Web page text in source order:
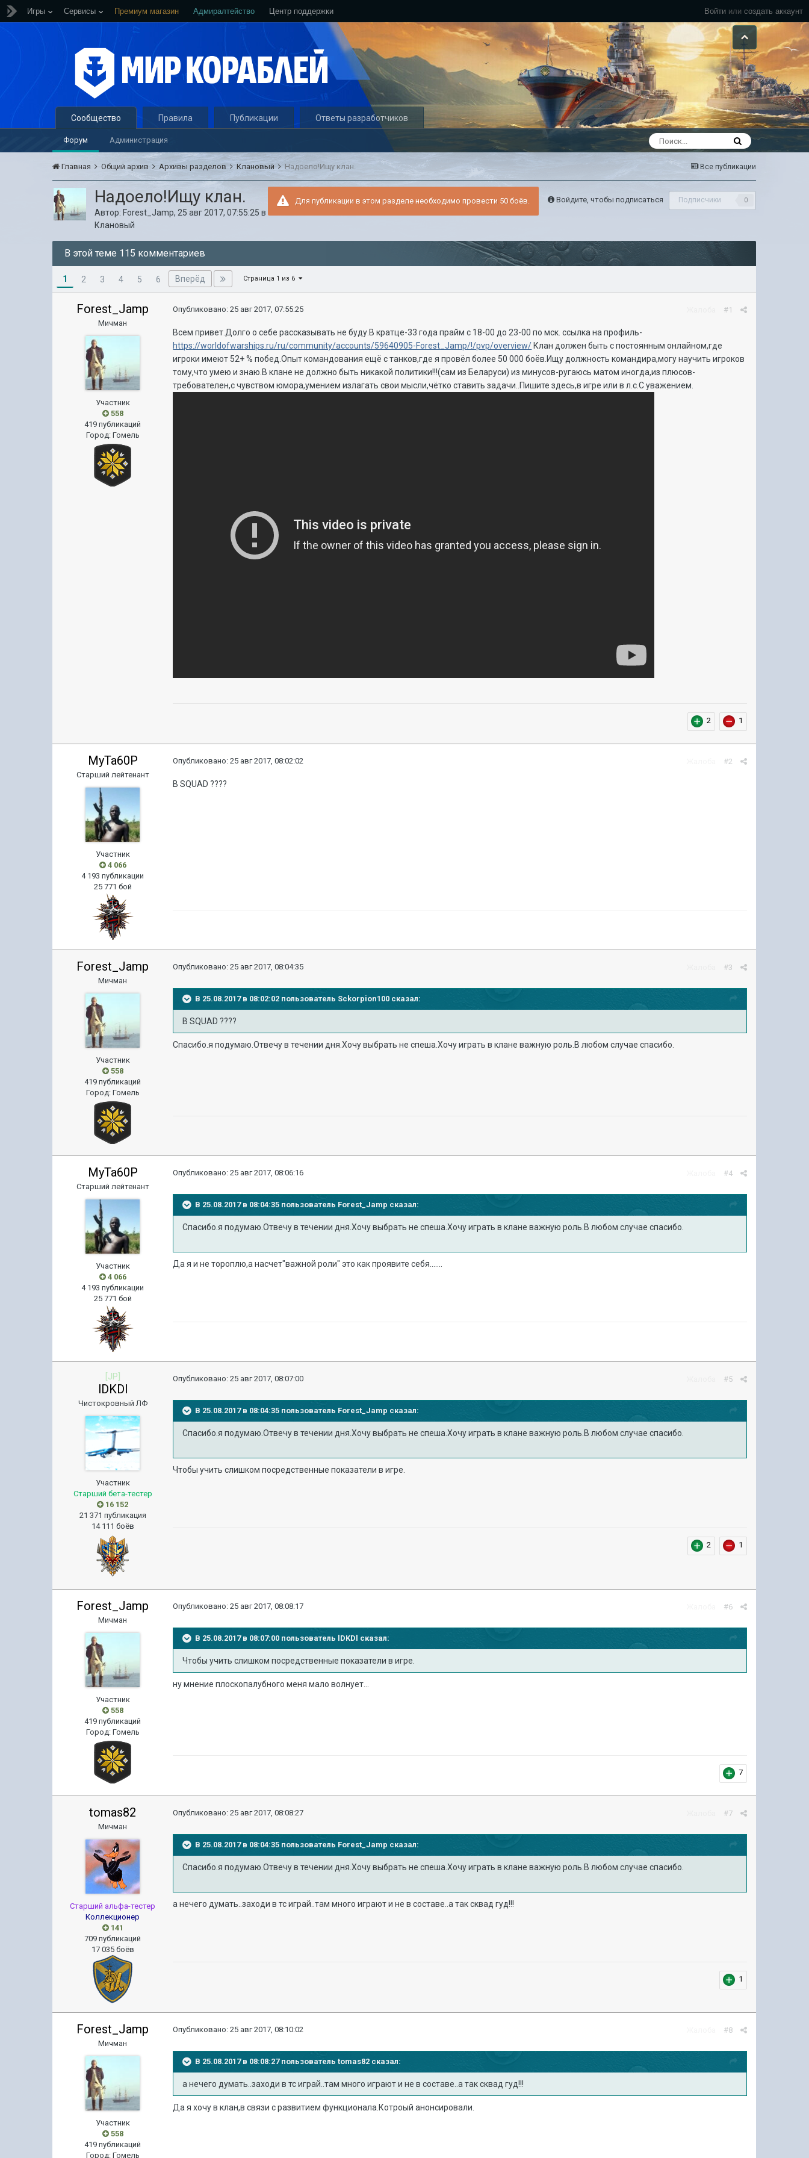
Войти или создать аккаунт
Игры Сервисы Премиум магазин Адмиралтейство Центр поддержки
Сообщество
Форум Администрация
Правила Публикации Ответы разработчиков
Все публикации
Главная Общий архив Архивы разделов Клановый Надоело!Ищу клан.
Войдите, чтобы подписаться Подписчики 0
Для публикации в этом разделе необходимо провести 50 боёв.
Надоело!Ищу клан.
Автор: Forest_Jamp, 25 авг 2017, 07:55:25 в
Клановый
В этой теме 115 комментариев
1 2 3 4 5 6 Вперёд Страница 1 из 6
Forest_Jamp
Мичман
Участник
558
419 публикаций
Город: Гомель
#1
Опубликовано:25 авг 2017, 07:55:25
Всем привет.Долго о себе рассказывать не буду.В кратце-33 года прайм с 18-00 до 23-00 по мск. ссылка на профиль-
https://worldofwarships.ru/ru/community/accounts/59640905-Forest_Jamp/!/pvp/overview/ Клан должен быть с постоянным онлайном,где
игроки имеют 52+ % побед.Опыт командования ещё с танков,где я провёл более 50 000 боёв.Ищу должность командира,могу научить игроков
тому,что умею и знаю.В клане не должно быть никакой политики!!!(сам из Беларуси) из минусов-ругаюсь матом иногда,из плюсов-
требователен,с чувством юмора,умением излагать свои мысли,чётко ставить задачи..Пишите здесь,в игре или в л.с.С уважением.
2 1
MyTa60P
Старший лейтенант
Участник
4 066
4 193 публикации
25 771 бой
#2
Опубликовано:25 авг 2017, 08:02:02
В SQUAD ????
Forest_Jamp
Мичман
Участник
558
419 публикаций
Город: Гомель
#3
Опубликовано:25 авг 2017, 08:04:35
В 25.08.2017 в 08:02:02 пользователь Sckorpion100 сказал:
В SQUAD ????
Спасибо.я подумаю.Отвечу в течении дня.Хочу выбрать не спеша.Хочу играть в клане важную роль.В любом случае спасибо.
MyTa60P
Старший лейтенант
Участник
4 066
4 193 публикации
25 771 бой
#4
Опубликовано:25 авг 2017, 08:06:16
В 25.08.2017 в 08:04:35 пользователь Forest_Jamp сказал:
Спасибо.я подумаю.Отвечу в течении дня.Хочу выбрать не спеша.Хочу играть в клане важную роль.В любом случае спасибо.
Да я и не тороплю,а насчет"важной роли" это как проявите себя.......
[JP]
lDKDl
Чистокровный ЛФ
Участник
Старший бета-тестер
16 152
21 371 публикация
14 111 боёв
#5
Опубликовано:25 авг 2017, 08:07:00
В 25.08.2017 в 08:04:35 пользователь Forest_Jamp сказал:
Спасибо.я подумаю.Отвечу в течении дня.Хочу выбрать не спеша.Хочу играть в клане важную роль.В любом случае спасибо.
Чтобы учить слишком посредственные показатели в игре.
2 1
Forest_Jamp
Мичман
Участник
558
419 публикаций
Город: Гомель
#6
Опубликовано:25 авг 2017, 08:08:17
В 25.08.2017 в 08:07:00 пользователь lDKDl сказал:
Чтобы учить слишком посредственные показатели в игре.
ну мнение плоскопалубного меня мало волнует...
7
tomas82
Мичман
Старший альфа-тестер
Коллекционер
141
709 публикаций
17 035 боёв
#7
Опубликовано:25 авг 2017, 08:08:27
В 25.08.2017 в 08:04:35 пользователь Forest_Jamp сказал:
Спасибо.я подумаю.Отвечу в течении дня.Хочу выбрать не спеша.Хочу играть в клане важную роль.В любом случае спасибо.
а нечего думать..заходи в тс играй..там много играют и не в составе..а так сквад гуд!!!
1
Forest_Jamp
Мичман
Участник
558
419 публикаций
Город: Гомель
#8
Опубликовано:25 авг 2017, 08:10:02
В 25.08.2017 в 08:08:27 пользовательtomas82 сказал:
а нечего думать..заходи в тс играй..там много играют и не в составе..а так сквад гуд!!!
Да я хочу в клан,в связи с развитием функционала.Котроый анонсировали.